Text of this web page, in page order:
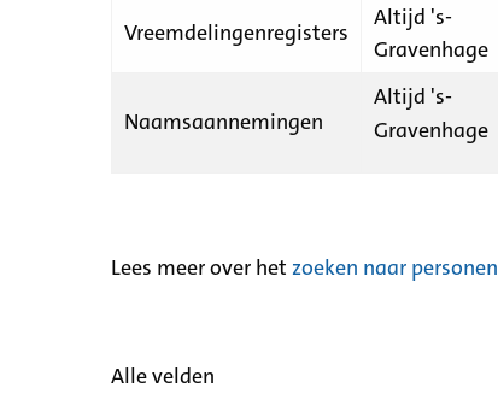
Vreemdelingenregisters
Altijd 's-
Gravenhage
Naamsaannemingen
Altijd 's-
Gravenhage
Lees meer over het zoeken naar personen
Alle velden